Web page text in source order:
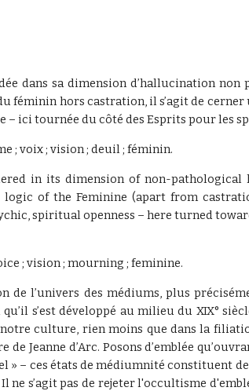
dans sa dimension d’hallucination
féminin hors castration, il s’agit de
ici tournée du côté des Esprits pour les
; voix ; vision ; deuil ; féminin.
in its dimension of non-
logic of the Feminine (apart from
spiritual openness – here turned
; vision ; mourning ; feminine.
l’univers des médiums, plus
s’est développé au milieu du XIX°
culture, rien moins que dans la
de Jeanne d’Arc. Posons d’emblée
» – ces états de médiumnité constituent
ne s’agit pas de rejeter l'occultisme